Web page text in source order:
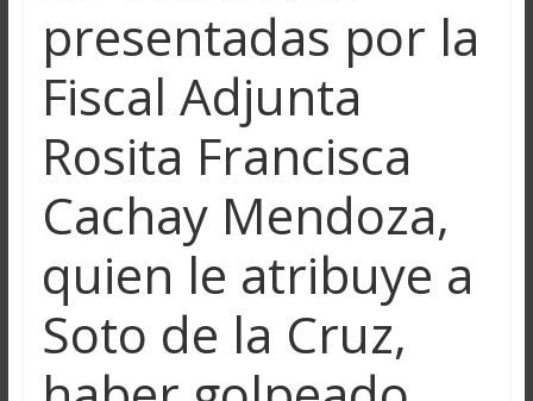
presentadas por la
Fiscal Adjunta
Rosita Francisca
Cachay Mendoza,
quien le atribuye a
Soto de la Cruz,